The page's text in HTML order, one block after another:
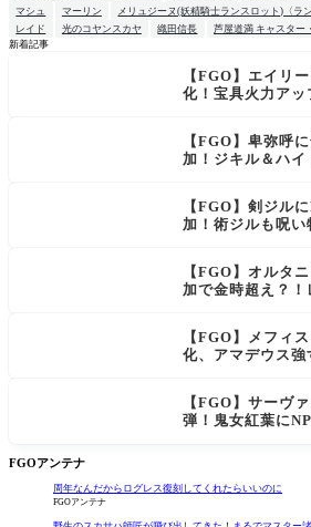
マシュ
マーリン メリュジーヌ(妖精騎士ランスロット)〈ラ
レイド
光のコヤンスカヤ 織田信長
芦屋道満 キャスター
新着記事
【FGO】エイリ
化！宝具火力アッ
【FGO】卑弥呼
加！ジキル＆ハイ
【FGO】剣ジル
加！術ジルも呪
【FGO】オルタ
加で金時超え？！
【FGO】メフィ
化、アマデウス強
【FGO】サーヴ
弾！鬼女紅葉に
FGOアンテナ
周年なんだからログレス復刻してくれたらいいのに
FGOアンテナ